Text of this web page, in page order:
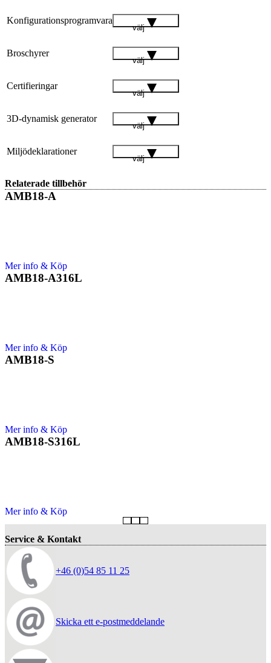
Konfigurationsprogramvara
välj
Broschyrer
välj
Certifieringar
välj
3D-dynamisk generator
välj
Miljödeklarationer
välj
Relaterade tillbehör
AMB18-A
Mer info & Köp
AMB18-A316L
Mer info & Köp
AMB18-S
Mer info & Köp
AMB18-S316L
Mer info & Köp
Service & Kontakt
+46 (0)54 85 11 25
Skicka ett e-postmeddelande